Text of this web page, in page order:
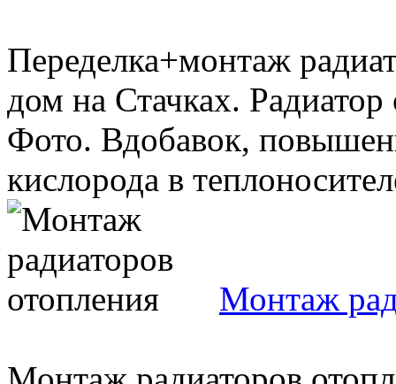
Переделка+монтаж
дом на Стачках.
Фото. Вдобавок,
кислорода в
Монтаж